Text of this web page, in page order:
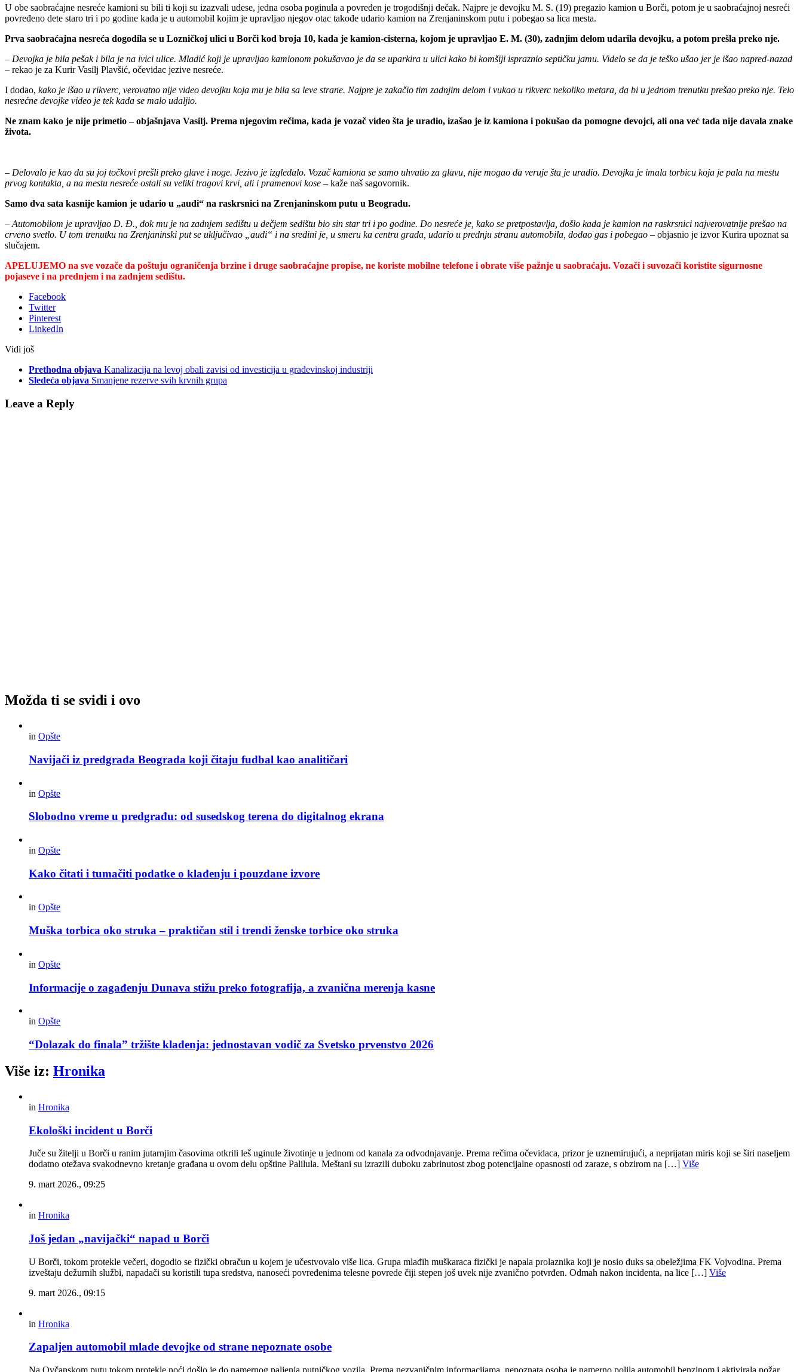
U obe saobraćajne nesreće kamioni su bili ti koji su izazvali udese, jedna osoba poginula a povređen je trogodišnji dečak. Najpre je devojku M. S. (19) pregazio kamion u Borči, potom je u saobraćajnoj nesreći
povređeno dete staro tri i po godine kada je u automobil kojim je upravljao njegov otac takođe udario kamion na Zrenjaninskom putu i pobegao sa lica mesta.
Prva saobraćajna nesreća dogodila se u Lozničkoj ulici u Borči kod broja 10, kada je kamion-cisterna, kojom je upravljao E. M. (30), zadnjim delom udarila devojku, a potom prešla preko nje.
– Devojka je bila pešak i bila je na ivici ulice. Mladić koji je upravljao kamionom pokušavao je da se uparkira u ulici kako bi komšiji ispraznio septičku jamu. Videlo se da je teško ušao jer je išao napred-nazad
– rekao je za Kurir Vasilj Plavšić, očevidac jezive nesreće.
I dodao, kako je išao u rikverc, verovatno nije video devojku koja mu je bila sa leve strane. Najpre je zakačio tim zadnjim delom i vukao u rikverc nekoliko metara, da bi u jednom trenutku prešao preko nje. Telo
nesrećne devojke video je tek kada se malo udaljio.
Ne znam kako je nije primetio – objašnjava Vasilj. Prema njegovim rečima, kada je vozač video šta je uradio, izašao je iz kamiona i pokušao da pomogne devojci, ali ona već tada nije davala znake
života.
– Delovalo je kao da su joj točkovi prešli preko glave i noge. Jezivo je izgledalo. Vozač kamiona se samo uhvatio za glavu, nije mogao da veruje šta je uradio. Devojka je imala torbicu koja je pala na mestu
prvog kontakta, a na mestu nesreće ostali su veliki tragovi krvi, ali i pramenovi kose – kaže naš sagovornik.
Samo dva sata kasnije kamion je udario u „audi“ na raskrsnici na Zrenjaninskom putu u Beogradu.
– Automobilom je upravljao D. Đ., dok mu je na zadnjem sedištu u dečjem sedištu bio sin star tri i po godine. Do nesreće je, kako se pretpostavlja, došlo kada je kamion na raskrsnici najverovatnije prešao na
crveno svetlo. U tom trenutku na Zrenjaninski put se uključivao „audi“ i na sredini je, u smeru ka centru grada, udario u prednju stranu automobila, dodao gas i pobegao – objasnio je izvor Kurira upoznat sa
slučajem.
APELUJEMO na sve vozače da poštuju ograničenja brzine i druge saobraćajne propise, ne koriste mobilne telefone i obrate više pažnje u saobraćaju. Vozači i suvozači koristite sigurnosne
pojaseve i na prednjem i na zadnjem sedištu.
Facebook
Twitter
Pinterest
LinkedIn
Vidi još
Prethodna objava Kanalizacija na levoj obali zavisi od investicija u građevinskoj industriji
Sledeća objava Smanjene rezerve svih krvnih grupa
Leave a Reply
Možda ti se svidi i ovo
in Opšte
Navijači iz predgrađa Beograda koji čitaju fudbal kao analitičari
in Opšte
Slobodno vreme u predgrađu: od susedskog terena do digitalnog ekrana
in Opšte
Kako čitati i tumačiti podatke o klađenju i pouzdane izvore
in Opšte
Muška torbica oko struka – praktičan stil i trendi ženske torbice oko struka
in Opšte
Informacije o zagađenju Dunava stižu preko fotografija, a zvanična merenja kasne
in Opšte
“Dolazak do finala” tržište klađenja: jednostavan vodič za Svetsko prvenstvo 2026
Više iz: Hronika
in Hronika
Ekološki incident u Borči
Juče su žitelji u Borči u ranim jutarnjim časovima otkrili leš uginule životinje u jednom od kanala za odvodnjavanje. Prema rečima očevidaca, prizor je uznemirujući, a neprijatan miris koji se širi naseljem
dodatno otežava svakodnevno kretanje građana u ovom delu opštine Palilula. Meštani su izrazili duboku zabrinutost zbog potencijalne opasnosti od zaraze, s obzirom na […] Više
9. mart 2026., 09:25
in Hronika
Još jedan „navijački“ napad u Borči
U Borči, tokom protekle večeri, dogodio se fizički obračun u kojem je učestvovalo više lica. Grupa mlađih muškaraca fizički je napala prolaznika koji je nosio duks sa obeležjima FK Vojvodina. Prema
izveštaju dežurnih službi, napadači su koristili tupa sredstva, nanoseći povređenima telesne povrede čiji stepen još uvek nije zvanično potvrđen. Odmah nakon incidenta, na lice […] Više
9. mart 2026., 09:15
in Hronika
Zapaljen automobil mlade devojke od strane nepoznate osobe
Na Ovčanskom putu tokom protekle noći došlo je do namernog paljenja putničkog vozila. Prema nezvaničnim informacijama, nepoznata osoba je namerno polila automobil benzinom i aktivirala požar.